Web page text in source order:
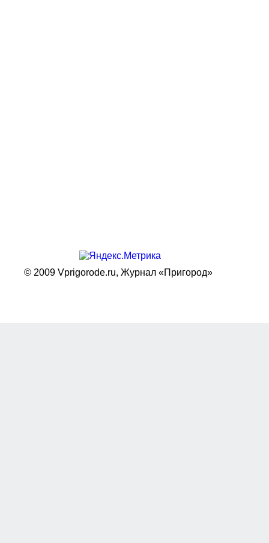
© 2009 Vprigorode.ru, Журнал «Пригород»